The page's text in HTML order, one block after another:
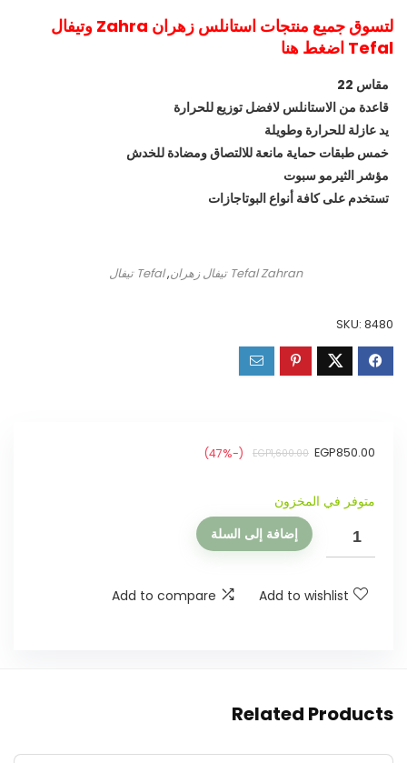
لتسوق جميع منتجات استانلس زهران Zahra وتيفال
Tefal اضغط هنا
مقاس 22
قاعدة من الاستانلس لافضل توزيع للحرارة
يد عازلة للحرارة وطويلة
خمس طبقات حماية مانعة للالتصاق ومضادة للخدش
مؤشر الثيرمو سبوت
تستخدم على كافة أنواع البوتاجازات
Tefal Zahran تيفال زهران ,Tefal تيفال
SKU: 8480
EGP1,600.00 EGP850.00
(-47%)
متوفر في المخزون
إضافة إلى السلة
Add to wishlist
Add to compare
Related Products